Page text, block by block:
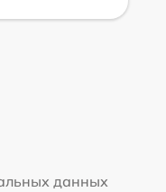
данных